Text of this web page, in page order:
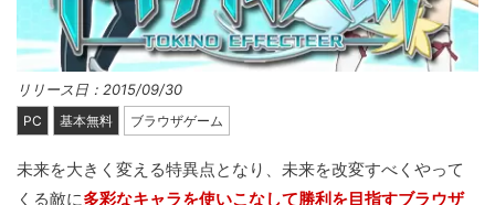
リリース日：2015/09/30
PC 基本無料 ブラウザゲーム
未来を大きく変える特異点となり、未来を改変すべくやって
くる敵に多彩なキャラを使いこなして勝利を目指すブラウザ